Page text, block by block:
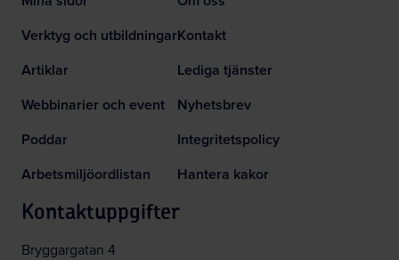
Verktyg och utbildningar
Artiklar
Webbinarier och event
Poddar
Arbetsmiljöordlistan
Kontakt
Lediga tjänster
Nyhetsbrev
Integritetspolicy
Hantera kakor
Kontaktuppgifter
Bryggargatan 4